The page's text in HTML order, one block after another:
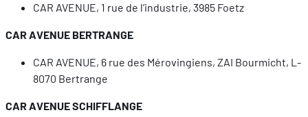
CAR AVENUE, 1 rue de l’industrie, 3985 Foetz
CAR AVENUE BERTRANGE
CAR AVENUE, 6 rue des Mérovingiens, ZAI Bourmicht, L-
8070 Bertrange
CAR AVENUE SCHIFFLANGE